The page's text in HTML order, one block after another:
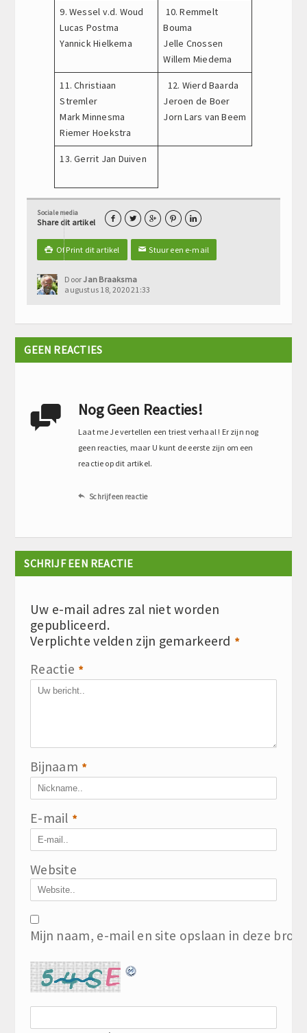
9. Wessel v.d. Woud
Lucas Postma
Yannick Hielkema
10. Remmelt
Bouma
Jelle Cnossen
Willem Miedema
11. Christiaan
Stremler
Mark Minnesma
Riemer Hoekstra
12. Wierd Baarda
Jeroen de Boer
Jorn Lars van Beem
13. Gerrit Jan Duiven
Sociale media
Share dit artikel     
 Of Print dit artikel ✉Stuur een e-mail
DoorJan Braaksma
augustus 18, 2020 21:33
GEEN REACTIES
 Nog Geen Reacties!
Laat me Je vertellen een triest verhaal ! Er zijn nog
geen reacties, maar U kunt de eerste zijn om een
reactie op dit artikel.
 Schrijf een reactie
SCHRIJF EEN REACTIE
Uw e-mail adres zal niet worden
gepubliceerd.
Verplichte velden zijn gemarkeerd *
Reactie *
Bijnaam *
E-mail *
Website
Mijn naam, e-mail en site opslaan in deze